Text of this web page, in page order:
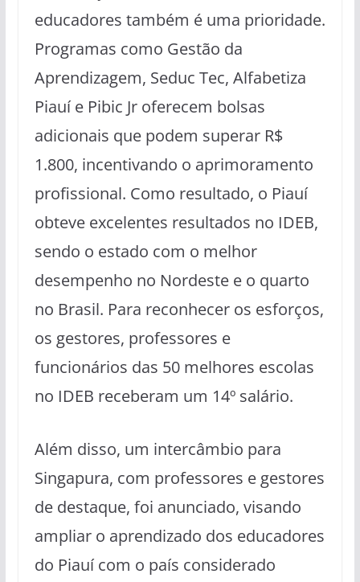
educadores também é uma prioridade.
Programas como Gestão da
Aprendizagem, Seduc Tec, Alfabetiza
Piauí e Pibic Jr oferecem bolsas
adicionais que podem superar R$
1.800, incentivando o aprimoramento
profissional. Como resultado, o Piauí
obteve excelentes resultados no IDEB,
sendo o estado com o melhor
desempenho no Nordeste e o quarto
no Brasil. Para reconhecer os esforços,
os gestores, professores e
funcionários das 50 melhores escolas
no IDEB receberam um 14º salário.
Além disso, um intercâmbio para
Singapura, com professores e gestores
de destaque, foi anunciado, visando
ampliar o aprendizado dos educadores
do Piauí com o país considerado